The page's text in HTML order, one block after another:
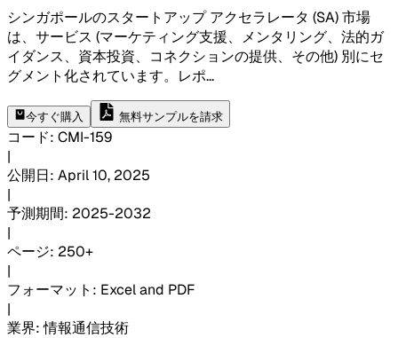
シンガポールのスタートアップ アクセラレータ (SA) 市場
は、サービス (マーケティング支援、メンタリング、法的ガ
イダンス、資本投資、コネクションの提供、その他) 別にセ
グメント化されています。レポ...
今すぐ購入 無料サンプルを請求
コード: CMI-159
|
公開日: April 10, 2025
|
予測期間: 2025-2032
|
ページ: 250+
|
フォーマット : Excel and PDF
|
業界: 情報通信技術